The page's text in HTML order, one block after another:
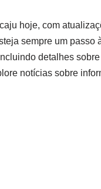
hoje, com
sempre um passo
detalhes
notícias sobre